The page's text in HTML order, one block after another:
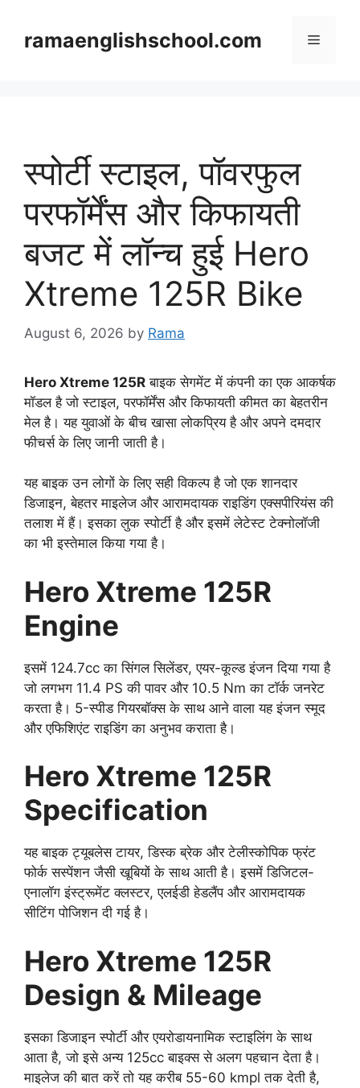
contentramaenglishschool.com Menu
स्पोर्टी स्टाइल, पॉवरफुल
परफॉर्मेंस और किफायती
बजट में लॉन्च हुई Hero
Xtreme 125R Bike
August 6, 2026 by Rama
Hero Xtreme 125R बाइक सेगमेंट में कंपनी का एक आकर्षक
मॉडल है जो स्टाइल, परफॉर्मेंस और किफायती कीमत का बेहतरीन
मेल है। यह युवाओं के बीच खासा लोकप्रिय है और अपने दमदार
फीचर्स के लिए जानी जाती है।
यह बाइक उन लोगों के लिए सही विकल्प है जो एक शानदार
डिजाइन, बेहतर माइलेज और आरामदायक राइडिंग एक्सपीरियंस की
तलाश में हैं। इसका लुक स्पोर्टी है और इसमें लेटेस्ट टेक्नोलॉजी
का भी इस्तेमाल किया गया है।
Hero Xtreme 125R
Engine
इसमें 124.7cc का सिंगल सिलेंडर, एयर-कूल्ड इंजन दिया गया है
जो लगभग 11.4 PS की पावर और 10.5 Nm का टॉर्क जनरेट
करता है। 5-स्पीड गियरबॉक्स के साथ आने वाला यह इंजन स्मूद
और एफिशिएंट राइडिंग का अनुभव कराता है।
Hero Xtreme 125R
Specification
यह बाइक ट्यूबलेस टायर, डिस्क ब्रेक और टेलीस्कोपिक फ्रंट
फोर्क सस्पेंशन जैसी खूबियों के साथ आती है। इसमें डिजिटल-
एनालॉग इंस्ट्रूमेंट क्लस्टर, एलईडी हेडलैंप और आरामदायक
सीटिंग पोजिशन दी गई है।
Hero Xtreme 125R
Design & Mileage
इसका डिजाइन स्पोर्टी और एयरोडायनामिक स्टाइलिंग के साथ
आता है, जो इसे अन्य 125cc बाइक्स से अलग पहचान देता है।
माइलेज की बात करें तो यह करीब 55-60 kmpl तक देती है,